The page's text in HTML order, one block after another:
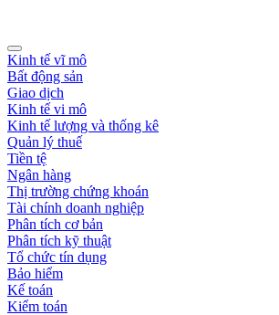
Kinh tế vĩ mô
Bất động sản
Giao dịch
Kinh tế vi mô
Kinh tế lượng và thống kê
Quản lý thuế
Tiền tệ
Ngân hàng
Thị trường chứng khoán
Tài chính doanh nghiệp
Phân tích cơ bản
Phân tích kỹ thuật
Tổ chức tín dụng
Bảo hiểm
Kế toán
Kiểm toán